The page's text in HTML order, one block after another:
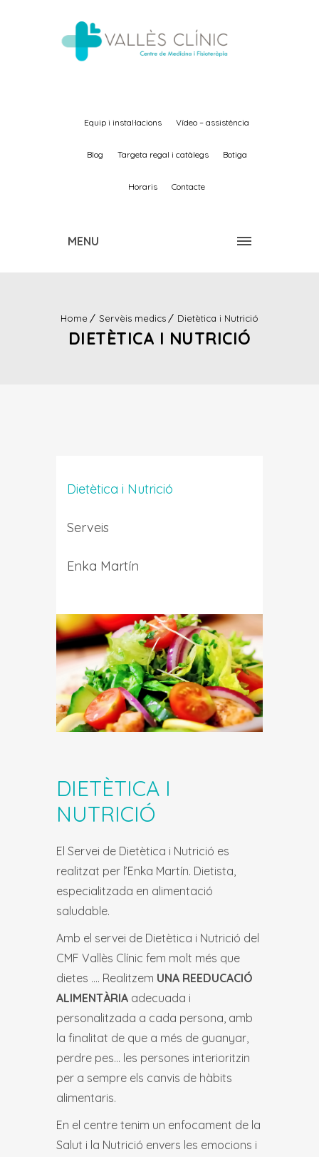
equip i instal·lacions vídeo – assistència
blog targeta regal i catàlegs botiga
horaris contacte
MENU
Home Servèis medics Dietètica i Nutrició
DIETÈTICA I NUTRICIÓ
Dietètica i Nutrició
Serveis
Enka Martín
DIETÈTICA I
NUTRICIÓ
El Servei de Dietètica i Nutrició es
realitzat per l’Enka Martín. Dietista,
especialitzada en alimentació
saludable.
Amb el servei de Dietètica i Nutrició del
CMF Vallès Clínic fem molt més que
dietes …. Realitzem UNA REEDUCACIÓ
ALIMENTÀRIA adecuada i
personalitzada a cada persona, amb
la finalitat de que a més de guanyar,
perdre pes… les persones interioritzin
per a sempre els canvis de hàbits
alimentaris.
En el centre tenim un enfocament de la
Salut i la Nutrició envers les emocions i